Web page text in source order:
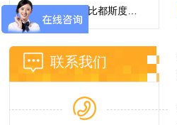
联系我们